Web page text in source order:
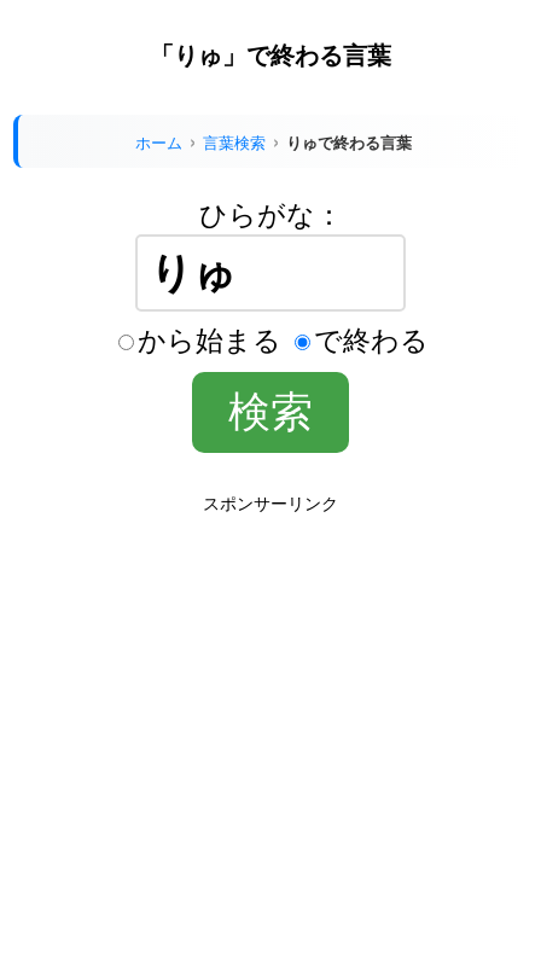
「りゅ」で終わる言葉
ホーム 言葉検索 りゅで終わる言葉
ひらがな：
から始まる で終わる
スポンサーリンク